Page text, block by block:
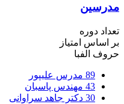
مدرسین
تعداد دوره
بر اساس امتیاز
حروف الفبا
89 مدرس علیپور
43 مهندس پاسبان
30 دکتر جاهد سراوانی